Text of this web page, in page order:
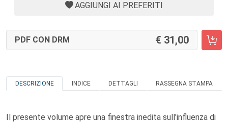
AGGIUNGI AI PREFERITI
PDF CON DRM 31,00
DESCRIZIONE INDICE DETTAGLI RASSEGNA STAMPA
Il presente volume apre una finestra inedita sull'influenza di